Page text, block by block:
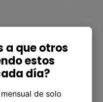
de que la
en tiempos
como una metáfora
nuestros
a que otros
estos
día?
de solo